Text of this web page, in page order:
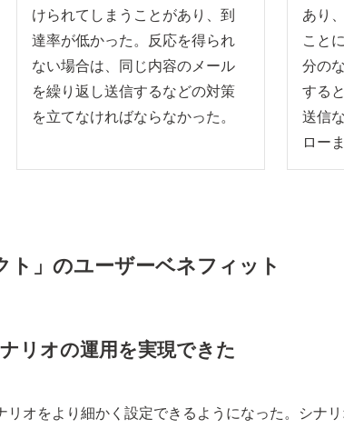
けられてしまうことがあり、到
達率が低かった。反応を得られ
ない場合は、同じ内容のメール
を繰り返し送信するなどの対策
を立てなければならなかった。
あり
こと
分の
する
送信
ロー
ト」のユーザーベネフィット
リオの運用を実現できた
オをより細かく設定できるようになった。シナ